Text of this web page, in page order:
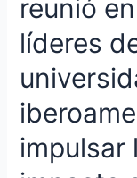
reunió
líderes
impulsar
2026
en
Ecuador
a
jóvenes
de
más